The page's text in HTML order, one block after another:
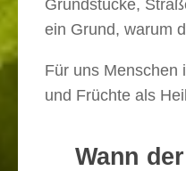
Grundstücke,
ein Grund, warum
Für uns Menschen
und Früchte als
Wann